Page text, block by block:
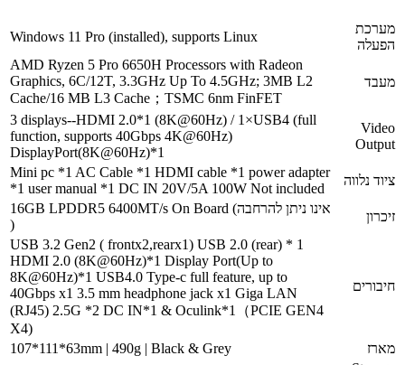
מערכת
הפעלה
Windows 11 Pro (installed), supports Linux
מעבד
AMD Ryzen 5 Pro 6650H Processors with Radeon
Graphics, 6C/12T, 3.3GHz Up To 4.5GHz; 3MB L2
Cache/16 MB L3 Cache；TSMC 6nm FinFET
Video
Output
3 displays--HDMI 2.0*1 (8K@60Hz) / 1×USB4 (full
function, supports 40Gbps 4K@60Hz)
DisplayPort(8K@60Hz)*1
ציוד נלווה
Mini pc *1 AC Cable *1 HDMI cable *1 power adapter
*1 user manual *1 DC IN 20V/5A 100W Not included
זיכרון
16GB LPDDR5 6400MT/s On Board (אינו ניתן להרחבה
)
חיבורים
USB 3.2 Gen2 ( frontx2,rearx1) USB 2.0 (rear) * 1
HDMI 2.0 (8K@60Hz)*1 Display Port(Up to
8K@60Hz)*1 USB4.0 Type-c full feature, up to
40Gbps x1 3.5 mm headphone jack x1 Giga LAN
(RJ45) 2.5G *2 DC IN*1 & Oculink*1（PCIE GEN4
X4)
מארז
107*111*63mm | 490g | Black & Grey